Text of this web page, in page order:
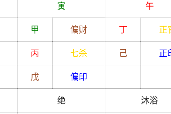
寅 午
甲 偏财 丁 正
丙 七杀 己 正
戊 偏印
绝 沐浴